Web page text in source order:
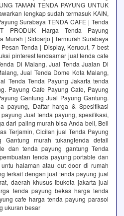
TAMAN TENDA PAYUNG UNTUK
lengkap sudah termasuk KAIN,
Surabaya TENDA CAFE | Tenda
PRODUK Harga Tenda Payung
Murah | Sidoarjo | Termurah Surabaya
Tenda | Display, Kerucut, 7 best
pinterest tendaamar jual tenda cafe
Di Malang, Jual Tenda Jualan Di
Jual Tenda Dome Kota Malang,
Tenda Tenda Payung Jakarta tenda
Payung Cafe Payung Cafe, Payung
Gantung Jual Payung Gantung.
payung, Daftar harga & Spesifikasi
Jual tenda payung, spesifikasi,
dari paling murah bisa Anda beli, Beli
Terjamin, Cicilan jual Tenda Payung
Gantung murah tukangtenda detail
dan tenda payung gantung Tenda
tenda payung portable dan
halaman atau out door di rumah
terkait dengan jual tenda payung jual
daerah khusus ibukota jakarta jual
tenda payung bekas harga tenda
cafe harga tenda payung parasol
ukuran besar